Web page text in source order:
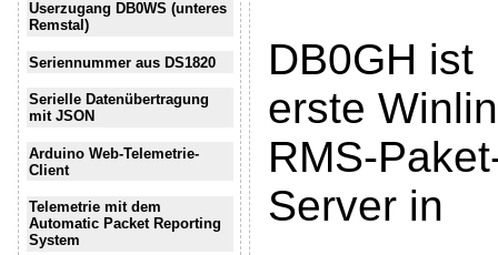
Userzugang DB0WS (unteres
Remstal)
Seriennummer aus DS1820
Serielle Datenübertragung
mit JSON
Arduino Web-Telemetrie-
Client
Telemetrie mit dem
Automatic Packet Reporting
System
DB0GH ist
erste
RMS-
Server in